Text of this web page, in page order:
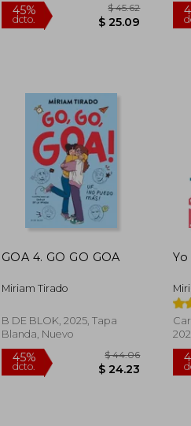
45%
dcto.
GOA 4. GO GO GOA
Miriam Tirado
B DE BLOK, 2025, Tapa
Blanda, Nuevo